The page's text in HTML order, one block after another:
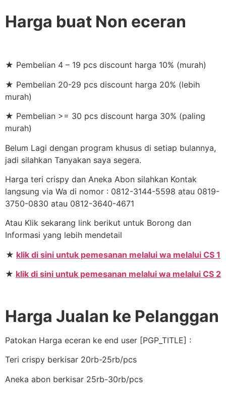
Harga buat Non eceran
★ Pembelian 4 – 19 pcs discount harga 10% (murah)
★ Pembelian 20-29 pcs discount harga 20% (lebih
murah)
★ Pembelian >= 30 pcs discount harga 30% (paling
murah)
Belum Lagi dengan program khusus di setiap bulannya,
jadi silahkan Tanyakan saya segera.
Harga teri crispy dan Aneka Abon silahkan Kontak
langsung via Wa di nomor : 0812-3144-5598 atau 0819-
3750-0830 atau 0812-3640-4671
Atau Klik sekarang link berikut untuk Borong dan
Informasi yang lebih mendetail
★ klik di sini untuk pemesanan melalui wa melalui CS 1
★ klik di sini untuk pemesanan melalui wa melalui CS 2
Harga Jualan ke Pelanggan
Patokan Harga eceran ke end user [PGP_TITLE] :
Teri crispy berkisar 20rb-25rb/pcs
Aneka abon berkisar 25rb-30rb/pcs